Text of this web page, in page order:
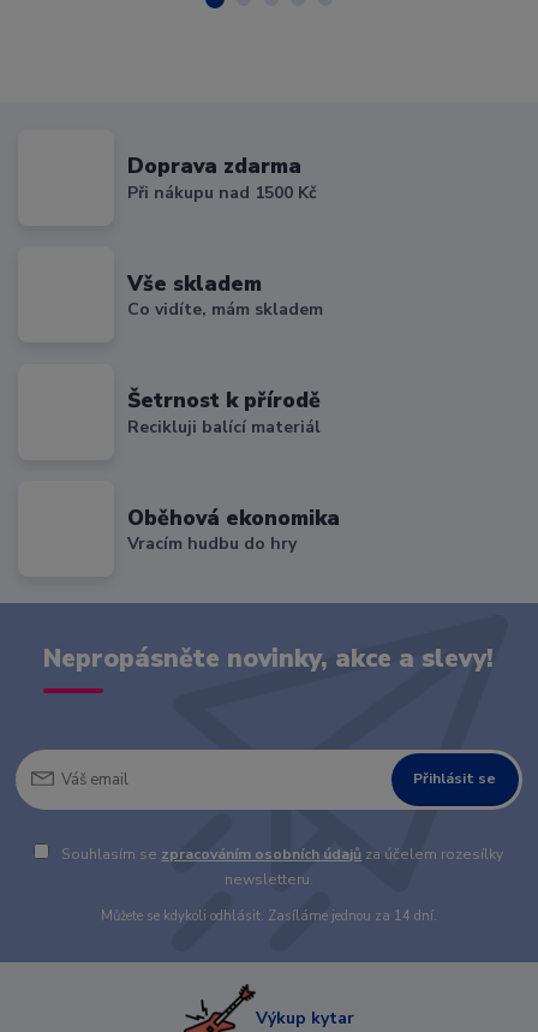
Doprava zdarma
Při nákupu nad 1500 Kč
Vše skladem
Co vidíte, mám skladem
Šetrnost k přírodě
Recikluji balící materiál
Oběhová ekonomika
Vracím hudbu do hry
Nepropásněte novinky, akce a slevy!
Přihlásit se
Souhlasím se zpracováním osobních údajů za účelem rozesílky
newsletteru.
Můžete se kdykoli odhlásit. Zasíláme jednou za 14 dní.
Výkup kytar